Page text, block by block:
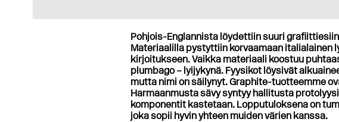
Pohjois-Englannista löydettiin suuri
Materiaalilla pystyttiin korvaamaan italialainen
kirjoitukseen. Vaikka materiaali koostuu
plumbago – lyijykynä. Fyysikot löysivät
mutta nimi on säilynyt. Graphite-tuotteemme
Harmaanmusta sävy syntyy hallitusta
komponentit kastetaan. Lopputuloksena on
joka sopii hyvin yhteen muiden värien kanssa.